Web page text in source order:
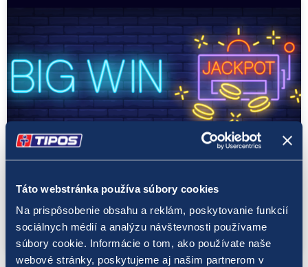
Táto webstránka používa súbory cookies
Na prispôsobenie obsahu a reklám, poskytovanie funkcií
sociálnych médií a analýzu návštevnosti používame
súbory cookie. Informácie o tom, ako používate naše
webové stránky, poskytujeme aj našim partnerom v
Kasíno
Bomba v podobe EGT Jackpotu so sumou
48 000 €